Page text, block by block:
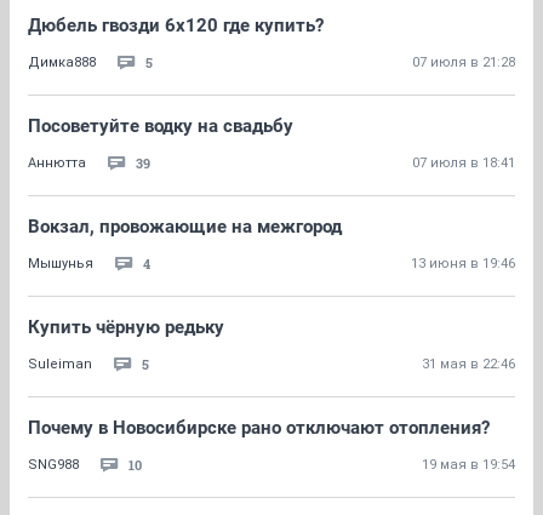
Дюбель гвозди 6х120 где купить?
Димка888 5 07 июля в 21:28
Посоветуйте водку на свадьбу
Аннютта 39 07 июля в 18:41
Вокзал, провожающие на межгород
Мышунья 4 13 июня в 19:46
Купить чёрную редьку
Suleiman 5 31 мая в 22:46
Почему в Новосибирске рано отключают отопления?
SNG988 10 19 мая в 19:54